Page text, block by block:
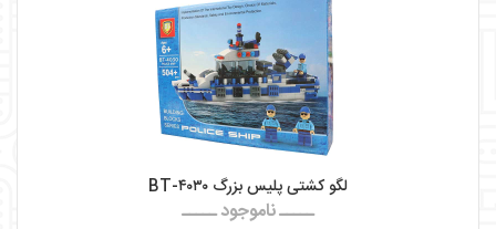
لگو کشتی پلیس بزرگ BT-۴۰۳۰
ـــــ ناموجود ـــــ